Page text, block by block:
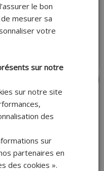
14.30 €
le bon
mesurer sa
votre
sur notre
sur notre site
des
sur
partenaires en
des cookies ».